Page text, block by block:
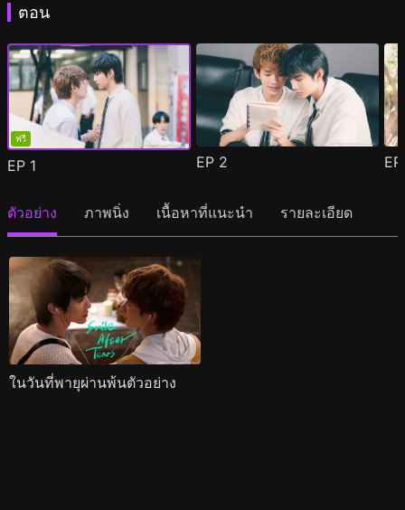
ตอน
ฟรี
EP 1 EP 2
ตัวอย่าง ภาพนิ่ง เนื้อหาที่แนะนำ รายละเอียด
ในวันที่พายุผ่านพ้นตัวอย่าง